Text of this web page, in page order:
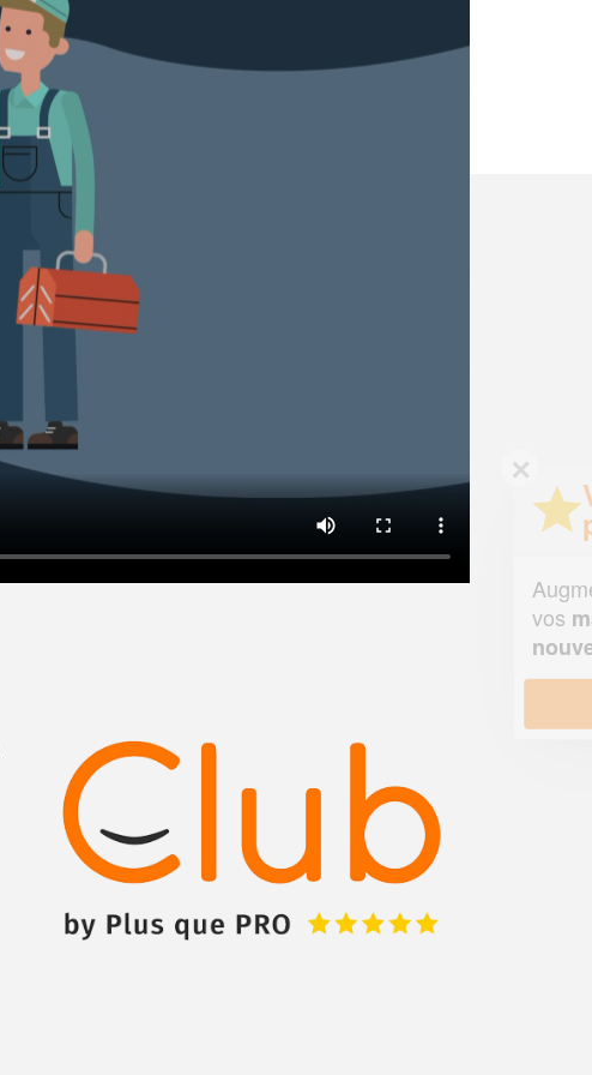
Vous êtes un
professionnel ?
Augmentez votrechiffre d'affaireset